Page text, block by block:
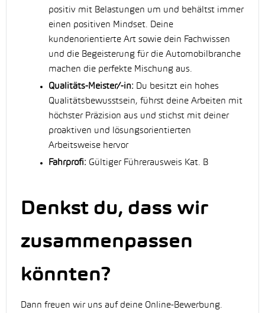
positiv mit Belastungen um und behältst immer
einen positiven Mindset. Deine
kundenorientierte Art sowie dein Fachwissen
und die Begeisterung für die Automobilbranche
machen die perfekte Mischung aus.
Qualitäts-Meister/-in:
Du besitzt ein hohes
Qualitätsbewusstsein, führst deine Arbeiten mit
höchster Präzision aus und stichst mit deiner
proaktiven und lösungsorientierten
Arbeitsweise hervor
Fahrprofi: Gültiger Führerausweis Kat. B
Denkst du, dass wir
zusammenpassen
könnten?
Dann freuen wir uns auf deine Online-Bewerbung.